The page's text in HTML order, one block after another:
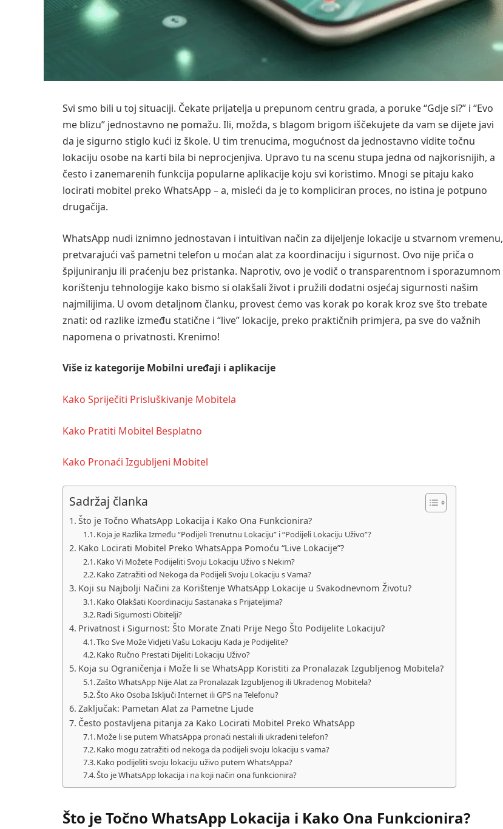
Svi smo bili u toj situaciji. Čekate prijatelja u prepunom centru grada, a poruke “Gdje si?” i “Evo
me blizu” jednostavno ne pomažu. Ili, možda, s blagom brigom iščekujete da vam se dijete javi
da je sigurno stiglo kući iz škole. U tim trenucima, mogućnost da jednostavno vidite točnu
lokaciju osobe na karti bila bi neprocjenjiva. Upravo tu na scenu stupa jedna od najkorisnijih, a
često i zanemarenih funkcija popularne aplikacije koju svi koristimo. Mnogi se pitaju kako
locirati mobitel preko WhatsApp – a, misleći da je to kompliciran proces, no istina je potpuno
drugačija.
WhatsApp nudi iznimno jednostavan i intuitivan način za dijeljenje lokacije u stvarnom vremenu,
pretvarajući vaš pametni telefon u moćan alat za koordinaciju i sigurnost. Ovo nije priča o
špijuniranju ili praćenju bez pristanka. Naprotiv, ovo je vodič o transparentnom i sporazumnom
korištenju tehnologije kako bismo si olakšali život i pružili dodatni osjećaj sigurnosti našim
najmilijima. U ovom detaljnom članku, provest ćemo vas korak po korak kroz sve što trebate
znati: od razlike između statične i “live” lokacije, preko praktičnih primjera, pa sve do važnih
napomena o privatnosti. Krenimo!
Više iz kategorije Mobilni uređaji i aplikacije
Kako Spriječiti Prisluškivanje Mobitela
Kako Pratiti Mobitel Besplatno
Kako Pronaći Izgubljeni Mobitel
Sadržaj članka
Što je Točno WhatsApp Lokacija i Kako Ona Funkcionira?
Koja je Razlika Između “Podijeli Trenutnu Lokaciju” i “Podijeli Lokaciju Uživo”?
Kako Locirati Mobitel Preko WhatsAppa Pomoću “Live Lokacije”?
Kako Vi Možete Podijeliti Svoju Lokaciju Uživo s Nekim?
Kako Zatražiti od Nekoga da Podijeli Svoju Lokaciju s Vama?
Koji su Najbolji Načini za Korištenje WhatsApp Lokacije u Svakodnevnom Životu?
Kako Olakšati Koordinaciju Sastanaka s Prijateljima?
Radi Sigurnosti Obitelji?
Privatnost i Sigurnost: Što Morate Znati Prije Nego Što Podijelite Lokaciju?
Tko Sve Može Vidjeti Vašu Lokaciju Kada je Podijelite?
Kako Ručno Prestati Dijeliti Lokaciju Uživo?
Koja su Ograničenja i Može li se WhatsApp Koristiti za Pronalazak Izgubljenog Mobitela?
Zašto WhatsApp Nije Alat za Pronalazak Izgubljenog ili Ukradenog Mobitela?
Što Ako Osoba Isključi Internet ili GPS na Telefonu?
Zaključak: Pametan Alat za Pametne Ljude
Često postavljena pitanja za Kako Locirati Mobitel Preko WhatsApp
Može li se putem WhatsAppa pronaći nestali ili ukradeni telefon?
Kako mogu zatražiti od nekoga da podijeli svoju lokaciju s vama?
Kako podijeliti svoju lokaciju uživo putem WhatsAppa?
Što je WhatsApp lokacija i na koji način ona funkcionira?
Što je Točno WhatsApp Lokacija i Kako Ona Funkcionira?